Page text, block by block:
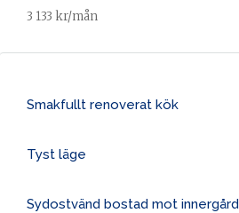
3 133 kr/mån
Smakfullt renoverat kök
Tyst läge
Sydostvänd bostad mot innergård